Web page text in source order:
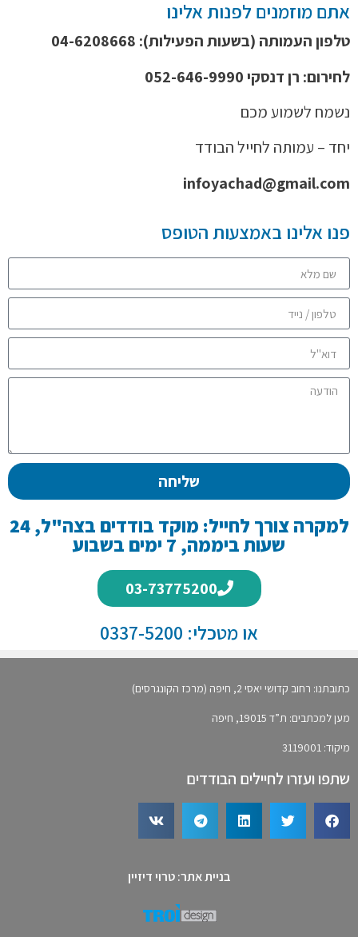
אתם מוזמנים לפנות אלינו
טלפון העמותה (בשעות הפעילות): 04-6208668
לחירום: רן דנסקי 052-646-9990
נשמח לשמוע מכם
יחד – עמותה לחייל הבודד
infoyachad@gmail.com
פנו אלינו באמצעות הטופס
שליחה
למקרה צורך לחייל: מוקד בודדים בצה"ל, 24
שעות ביממה, 7 ימים בשבוע
03-73775200
או מטכלי: 0337-5200
כתובתנו: רחוב קדושי יאסי 2, חיפה (מרכז הקונגרסים)
מען למכתבים: ת”ד 19015, חיפה
מיקוד: 3119001
שתפו ועזרו לחיילים הבודדים
בניית אתר: טרוי דיזיין